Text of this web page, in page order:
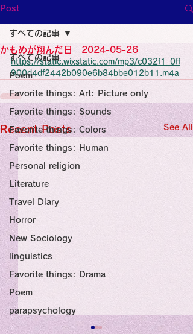
Medicine Specialist
Specialist
Wide Blog
Medicine
Religion
Post
すべての記事
Poem
Favorite things: Art: Picture only
Favorite things: Sounds
Favorite things: Colors
Favorite things: Human
Personal religion
Literature
Travel Diary
Horror
New Sociology
linguistics
Favorite things: Drama
Poem
parapsychology
すべての記事
かもめが翔んだ日 2024-05-26
https://static.wixstatic.com/mp3/c032f1_0ff
900d4df2442b090e6b84bbe012b11.m4a
Recent Posts See All